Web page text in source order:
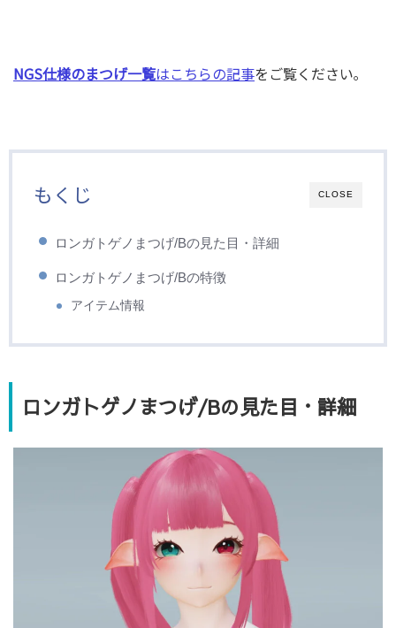
NGS仕様のまつげ一覧はこちらの記事をご覧ください｡
CLOSE
もくじ
ロンガトゲノまつげ/Bの見た目・詳細
ロンガトゲノまつげ/Bの特徴
アイテム情報
ロンガトゲノまつげ/Bの見た目・詳細